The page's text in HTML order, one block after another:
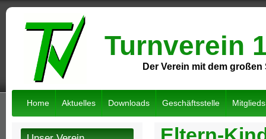
Turnverein
Der Verein mit dem
Home Aktuelles Downloads Geschäftsstelle